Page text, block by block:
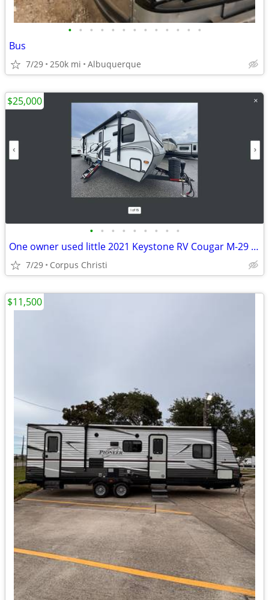
• • • • • • • • • • • • •
Bus
7/29 250k mi Albuquerque
• • • • • • • • •
One owner used little 2021 Keystone RV Cougar M-29 FKD
7/29 Corpus Christi
$25,000
$11,500